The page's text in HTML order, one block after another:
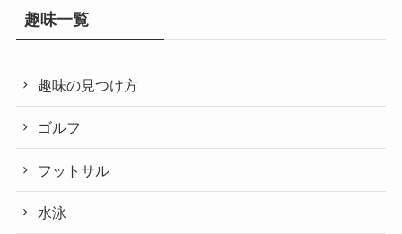
趣味一覧
趣味の見つけ方
ゴルフ
フットサル
水泳